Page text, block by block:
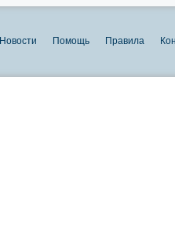
Новости Помощь Правила